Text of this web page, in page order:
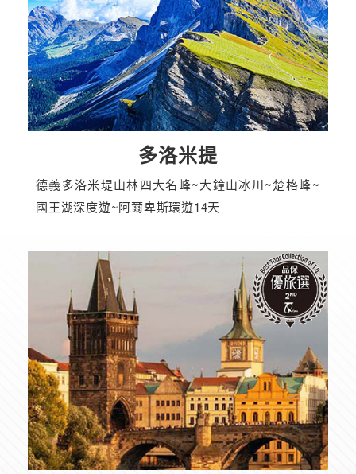
多洛米提
德義多洛米堤山林四大名峰~大鐘山冰川~楚格峰~
國王湖深度遊~阿爾卑斯環遊14天